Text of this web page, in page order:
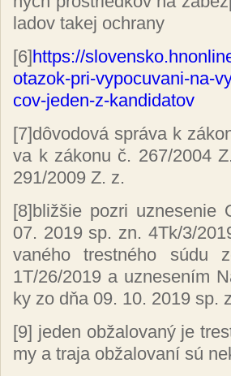
la­dov ta­kej ochra­ny
[6]https://
ota­zok-pri-vy­po­cu­va­ni-na-
cov-je­den-z-kan­di­da­tov
[7]dô­vo­do­vá sprá­va k
va k zá­ko­nu č. 267/2004
291/2009 Z. z.
[8]bliž­šie poz­ri uz­ne­se­nie
07. 2019 sp. zn. 4Tk/3/
va­né­ho tres­tné­ho
1T/26/2019 a uz­ne­se­ním
ky zo dňa 09. 10. 2019 sp.
[9] je­den ob­ža­lo­va­ný je
my a tra­ja ob­ža­lo­va­ní sú